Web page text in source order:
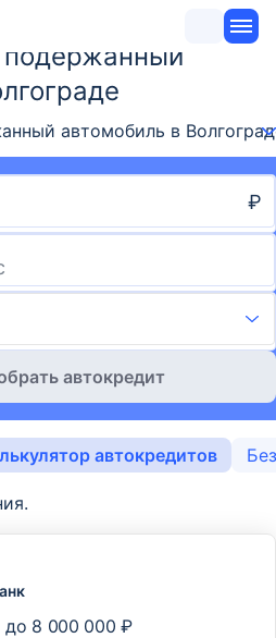
автомобиль в
₽
автокредит
автокредитов
до 8 000 000 ₽